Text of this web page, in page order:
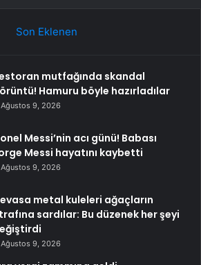
Son Eklenen
mutfağında skandal
Hamuru böyle hazırladılar
Ağustos 9, 2026
Messi’nin acı günü! Babası
Messi hayatını kaybetti
Ağustos 9, 2026
metal kuleleri ağaçların
sardılar: Bu düzenek her şeyi
Ağustos 9, 2026